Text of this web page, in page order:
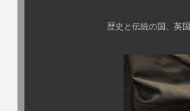
歴史と伝統の国、英国が誇る